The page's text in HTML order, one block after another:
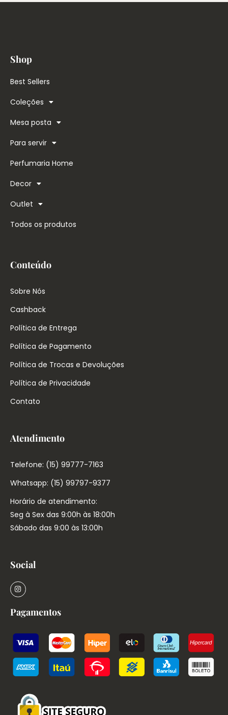
Shop
Best Sellers
Coleções
Mesa posta
Para servir
Perfumaria Home
Decor
Outlet
Todos os produtos
Conteúdo
Sobre Nós
Cashback
Política de Entrega
Política de Pagamento
Política de Trocas e Devoluções
Política de Privacidade
Contato
Atendimento
Telefone: (15) 99777-7163
Whatsapp: (15) 99797-9377
Horário de atendimento:
Seg à Sex das 9:00h às 18:00h
Sábado das 9:00 às 13:00h
Social
Pagamentos